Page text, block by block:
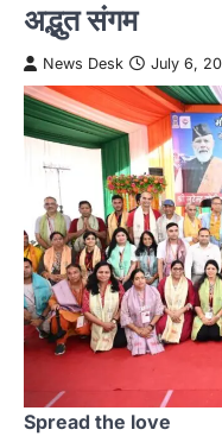
अद्भुत संगम
News Desk July 6,
Spread the love